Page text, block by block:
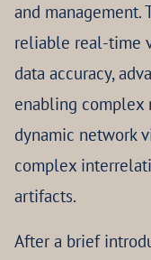
and management.
reliable real-time
data accuracy,
enabling complex
dynamic network
complex
artifacts.
After a brief